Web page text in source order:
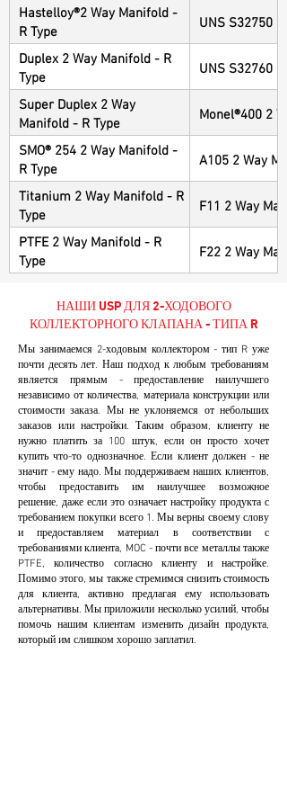
Hastelloy®2 Way Manifold -
R Type
UNS S32750
Duplex 2 Way Manifold - R
Type
UNS S32760
Super Duplex 2 Way
Manifold - R Type
Monel®400 2
SMO® 254 2 Way Manifold -
R Type
A105 2 Way
Titanium 2 Way Manifold - R
Type
F11 2 Way
PTFE 2 Way Manifold - R
Type
F22 2 Way
НАШИ USP ДЛЯ 2-ХОДОВОГО
КОЛЛЕКТОРНОГО КЛАПАНА - ТИПА R
Мы занимаемся 2-ходовым коллектором - тип R уже
почти десять лет. Наш подход к любым требованиям
является прямым - предоставление наилучшего
независимо от количества, материала конструкции или
стоимости заказа. Мы не уклоняемся от небольших
заказов или настройки. Таким образом, клиенту не
нужно платить за 100 штук, если он просто хочет
купить что-то однозначное. Если клиент должен - не
значит - ему надо. Мы поддерживаем наших клиентов,
чтобы предоставить им наилучшее возможное
решение, даже если это означает настройку продукта с
требованием покупки всего 1. Мы верны своему слову
и предоставляем материал в соответствии с
требованиями клиента, MOC - почти все металлы также
PTFE, количество согласно клиенту и настройке.
Помимо этого, мы также стремимся снизить стоимость
для клиента, активно предлагая ему использовать
альтернативы. Мы приложили несколько усилий, чтобы
помочь нашим клиентам изменить дизайн продукта,
который им слишком хорошо заплатил.